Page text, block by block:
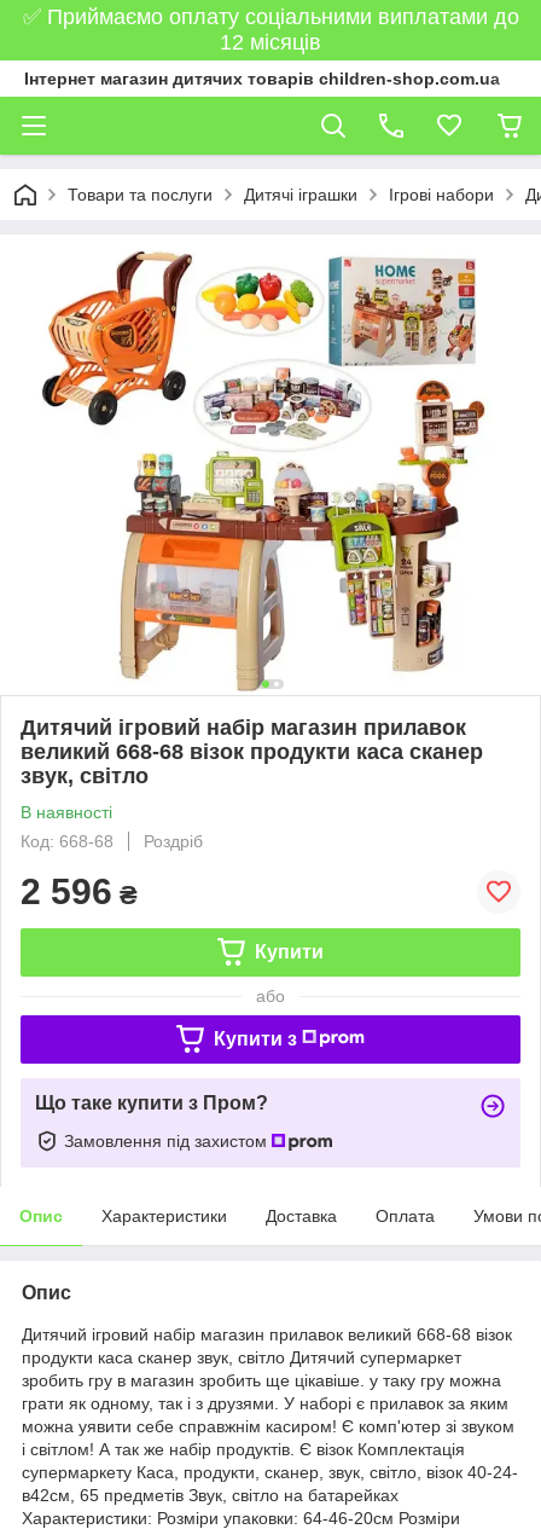
✅ Приймаємо оплату соціальними виплатами до
12 місяців
Інтернет магазин дитячих товарів children-shop.com.ua
Товари та послуги Дитячі іграшки Ігрові набори
Дитячий ігровий набір магазин прилавок
великий 668-68 візок продукти каса сканер
звук, світло
В наявності
Код: 668-68
Роздріб
2 596 ₴
Купити
або
Купити з
Що таке купити з Пром?
Замовлення під захистом
Опис Характеристики Доставка Оплата Умови
Опис
Дитячий ігровий набір магазин прилавок великий 668-68 візок
продукти каса сканер звук, світло Дитячий супермаркет
зробить гру в магазин зробить ще цікавіше. у таку гру можна
грати як одному, так і з друзями. У наборі є прилавок за яким
можна уявити себе справжнім касиром! Є комп'ютер зі звуком
і світлом! А так же набір продуктів. Є візок Комплектація
супермаркету Каса, продукти, сканер, звук, світло, візок 40-24-
в42см, 65 предметів Звук, світло на батарейках
Характеристики: Розміри упаковки: 64-46-20см Розміри